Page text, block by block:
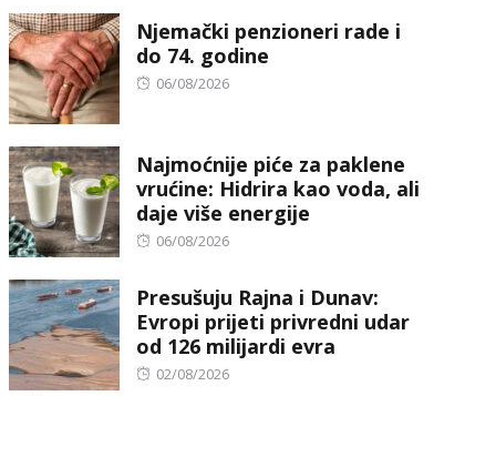
Njemački penzioneri rade i
do 74. godine
Posted
06/08/2026
Najmoćnije piće za paklene
vrućine: Hidrira kao voda, ali
daje više energije
Posted
06/08/2026
Presušuju Rajna i Dunav:
Evropi prijeti privredni udar
od 126 milijardi evra
Posted
02/08/2026